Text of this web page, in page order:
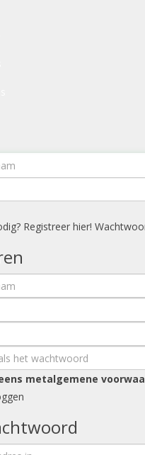
Registreer hier!
metalgemene